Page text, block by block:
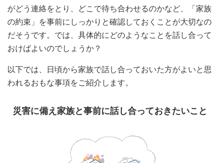
がどう連絡をとり、どこで待ち合わせるのかなど、「家族
の約束」を事前にしっかりと確認しておくことが大切なの
だそうです。では、具体的にどのようなことを話し合って
おけばよいのでしょうか？
以下では、日頃から家族で話し合っておいた方がよいと思
われるおもな事項をご紹介します。
災害に備え家族と事前に話し合っておきたいこと